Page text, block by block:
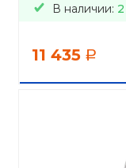
В наличии:
11 435 a